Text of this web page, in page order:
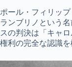
ポール・フィリッ
ランブリノという
スの判決は「キャ
権利の完全な認識を